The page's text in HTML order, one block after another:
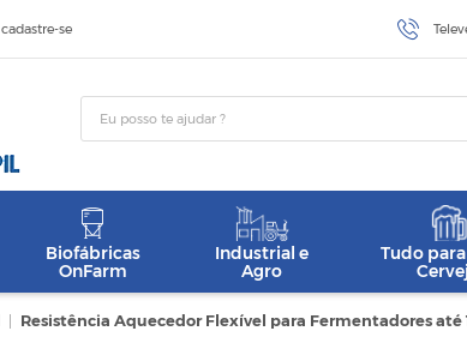
cadastre-se
Biofábricas
OnFarm
Industrial e
Agro
Tudo
Resistência Aquecedor Flexível para Fermentadores até